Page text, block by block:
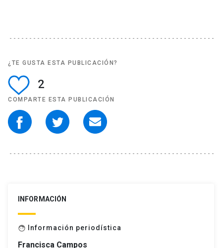
¿TE GUSTA ESTA PUBLICACIÓN?
2
COMPARTE ESTA PUBLICACIÓN
INFORMACIÓN
face Información periodística
Francisca Campos